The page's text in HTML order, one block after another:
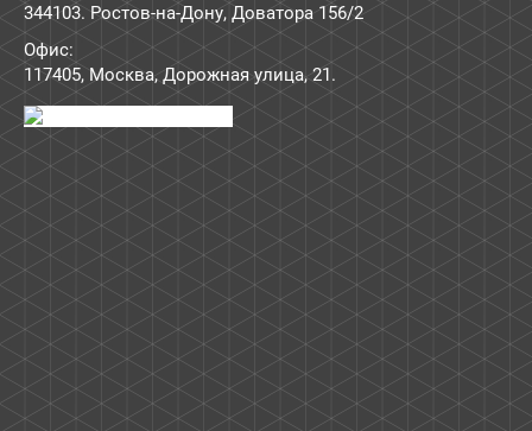
344103. Ростов-на-Дону, Доватора 156/2
Офис:
117405, Москва, Дорожная улица, 21.